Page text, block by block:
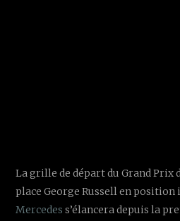
La grille de départ du Grand Prix
place George Russell en position
Mercedes s’élancera depuis la